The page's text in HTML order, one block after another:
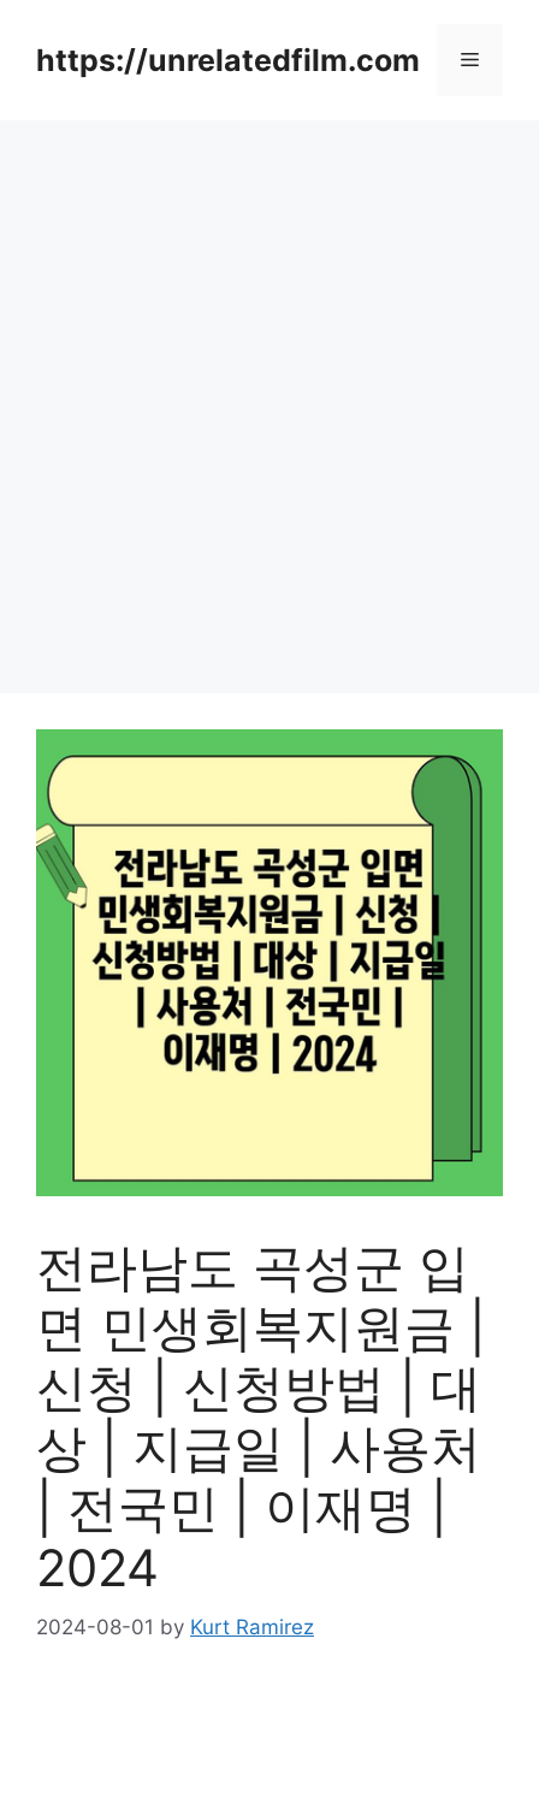
contenthttps://unrelatedfilm.com Menu
전라남도 곡성군 입
면 민생회복지원금 |
신청 | 신청방법 | 대
상 | 지급일 | 사용처
| 전국민 | 이재명 |
2024
2024-08-01 by Kurt Ramirez